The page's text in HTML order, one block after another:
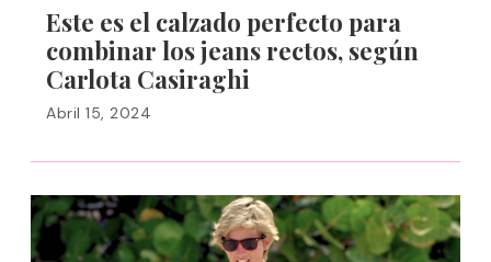
Este es el calzado perfecto para
combinar los jeans rectos, según
Carlota Casiraghi
Abril 15, 2024